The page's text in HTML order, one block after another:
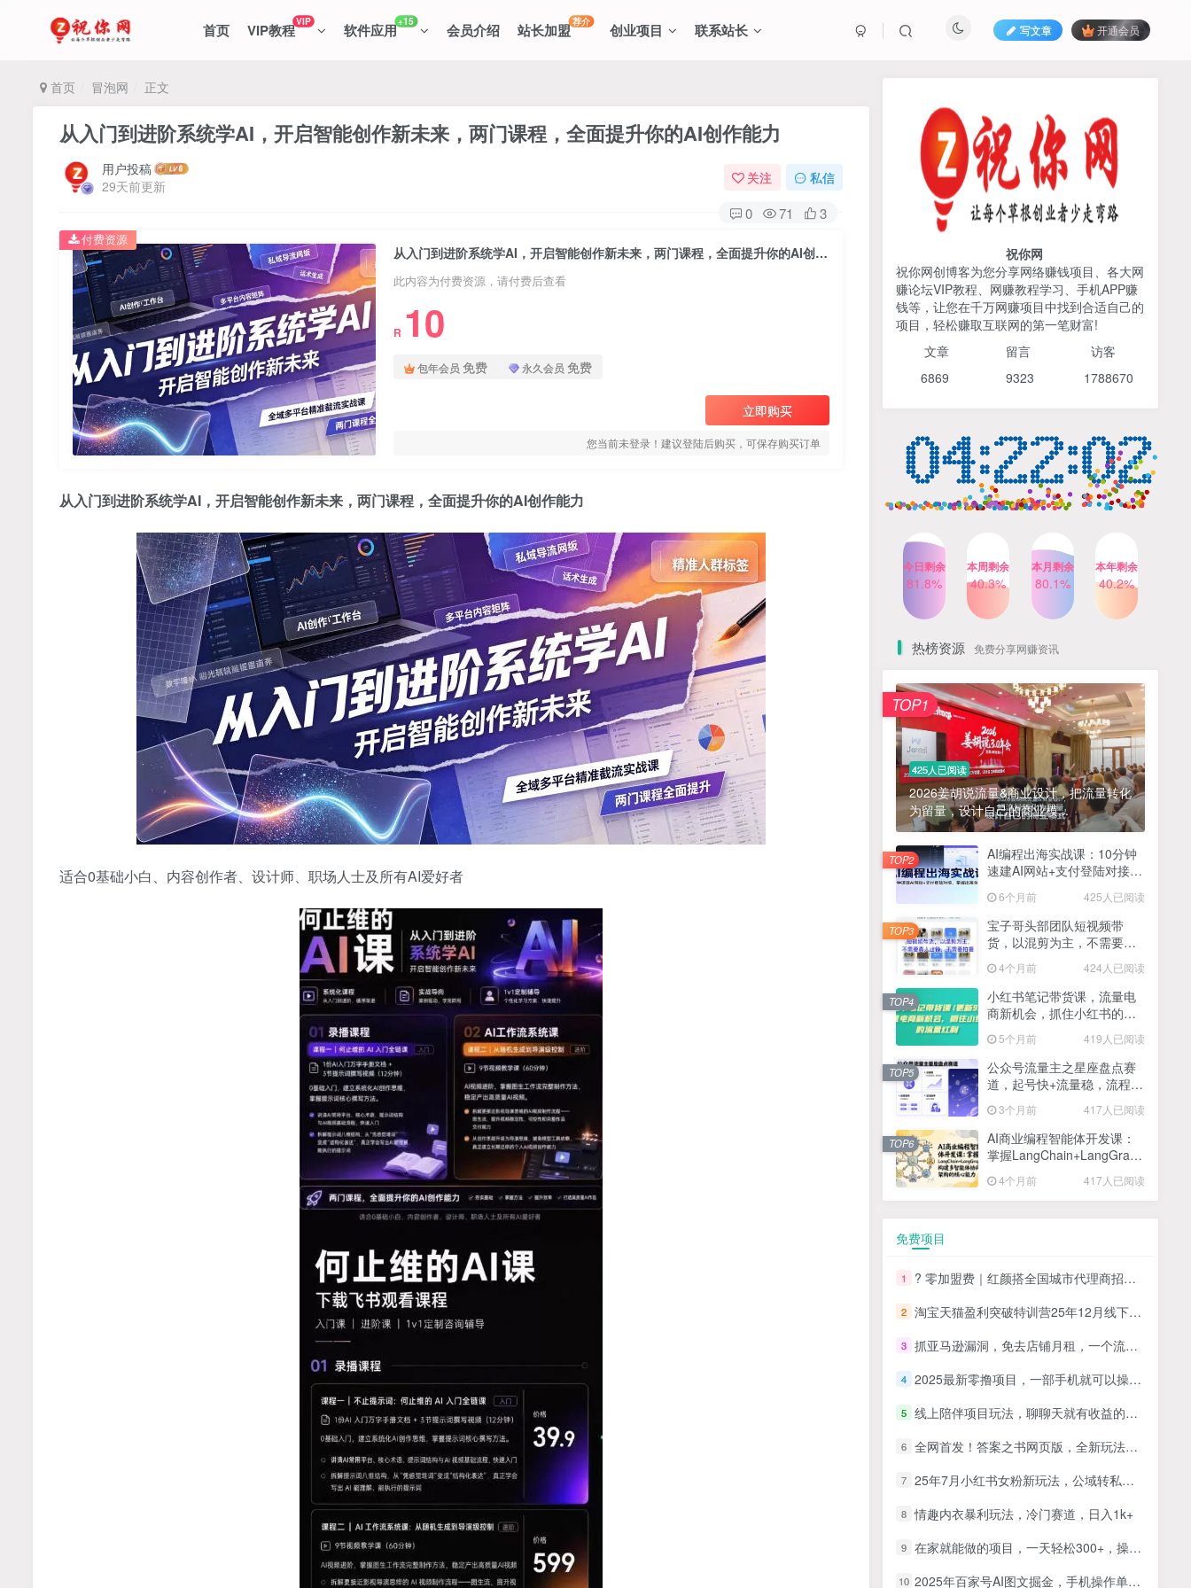
首页 VIP教程VIP 软件应用+15 会员介绍 站长加盟荐介 创业项目 联系站长 写文章 开通会员
首页 冒泡网 正文
从入门到进阶系统学AI，开启智能创作新未来，两门课程，全面提升你的AI创作能力
用户投稿
29天前更新
关注 私信
0 71 3
从入门到进阶系统学AI，开启智能创作新未来，两门课程，全面提升你的AI创作能力
此内容为付费资源，请付费后查看
R 10
包年会员 免费 永久会员 免费
立即购买
您当前未登录！建议登陆后购买，可保存购买订单
付费资源
从入门到进阶系统学AI，开启智能创作新未来，两门课程，全面提升你的AI创作能力
适合0基础小白、内容创作者、设计师、职场人士及所有AI爱好者
425人已阅读
2026姜胡说流量&商业设计，把流量转化
为留量，设计自己的商业模...
TOP1
AI编程出海实战课：10分钟
速建AI网站+支付登陆对接，
掌握出海全流程
6个月前 425人已阅读
TOP2
货，以混剪为主，不需要真
小红书笔记带货课，流量电
商新机会，抓住小红书的流
量红利(更新26年2月)
5个月前 419人已阅读
TOP4
公众号流量主之星座盘点赛
3个月前
TOP5
AI商业编程智能体开发课：
掌握LangChain+LangGraph
构建多智能体协同架构的核
4个月前 417人已阅读
TOP6
1 ? 零加盟费｜红颜搭全国城市代理商招募正式启动！
淘宝天猫盈利突破特训营25年12月线下课，系统性的深度剖析电商企业经营之道，打造电商标准化运营体系
3 抓亚马逊漏洞，免去店铺月租，一个流量大竞争小，让你有机会成大卖的赛道
2025最新零撸项目，一部手机就可以操作，20秒一单，零投入纯薅羊毛，无门槛，一天200+【揭秘】
5 线上陪伴项目玩法，聊聊天就有收益的项目，一个月收益5000+
6 全网首发！答案之书网页版，全新玩法，搭配文档和网页，日入1k+零门槛小白首选副业
7 25年7月小红书女粉新玩法，公域转私域变现，日轻松变现2张+，5分钟简单复制好上手
8 情趣内衣暴利玩法，冷门赛道，日入1k+
9 在家就能做的项目，一天轻松300+，操作简单上手快
10 2025年百家号AI图文掘金，手机操作单号月入4-5位数，低门槛【附指令+工具】
抖音情感文案项目玩法，单月涨粉3000+，新手小白也能做
祝你网
祝你网创博客为您分享网络赚钱项目、各大网
赚论坛VIP教程、网赚教程学习、手机APP赚
钱等，让您在千万网赚项目中找到合适自己的
项目，轻松赚取互联网的第一笔财富!
文章 留言 访客
6869 9323 1788670
今日剩余
81.8%
本周剩余
40.3%
本月剩余
80.1%
本年剩余
40.2%
热榜资源 免费分享网赚资讯
425人已阅读
2026姜胡说流量&商业设计，把流量转化
为留量，设计自己的商业模...
TOP1
AI编程出海实战课：10分钟
速建AI网站+支付登陆对接，
6个月前 425人已阅读
TOP2
宝子哥头部团队短视频带
货，以混剪为主，不需要真
26年3月】
4个月前 424人已阅读
TOP3
小红书笔记带货课，流量电
商新机会，抓住小红书的流
5个月前 419人已阅读
TOP4
公众号流量主之星座盘点赛
道，起号快+流量稳，流程简
3个月前 417人已阅读
TOP5
AI商业编程智能体开发课：
掌握LangChain+LangGraph
心能力
4个月前 417人已阅读
TOP6
免费项目
1 ? 零加盟费｜红颜搭全国城市代理商招募正式启动！
2 淘宝天猫盈利突破特训营25年12月线下课，系统性的深度剖析电商企业经营之道，打造电商标准化运营体系
3 抓亚马逊漏洞，免去店铺月租，一个流量大竞争小，让你有机会成大卖的赛道
4 2025最新零撸项目，一部手机就可以操作，20秒一单，零投入纯薅羊毛，无门槛，一天200+【揭秘】
5 线上陪伴项目玩法，聊聊天就有收益的项目，一个月收益5000+
6 全网首发！答案之书网页版，全新玩法，搭配文档和网页，日入1k+零门槛小白首选副业
7 25年7月小红书女粉新玩法，公域转私域变现，日轻松变现2张+，5分钟简单复制好上手
8 情趣内衣暴利玩法，冷门赛道，日入1k+
9 在家就能做的项目，一天轻松300+，操作简单上手快
10 2025年百家号AI图文掘金，手机操作单号月入4-5位数，低门槛【附指令+工具】